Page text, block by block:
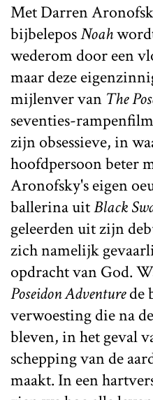
Met Darren
bijbeleposNoah
wederom door een
maar deze
mijlenver van The
seventies-
zijn obsessieve, in
hoofdpersoon beter
Aronofsky's eigen
ballerina uitBlack
geleerden uit zijn
zich namelijk
opdracht van God.
Poseidon Adventurede
verwoesting die na
bleven, in het geval
schepping van de
maakt. In een